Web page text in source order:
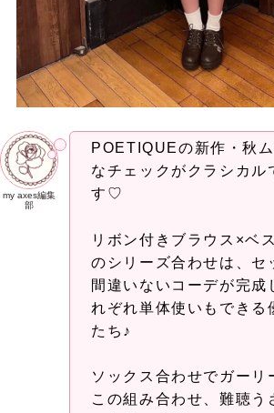
my axes編集
部
POETIQUEの新作・秋
なチェックがクラシカル
す♡
リボン付きブラウス×ベ
のシリーズ合わせは、セ
間違いないコーデが完成
れぞれ単体使いもできる
たち♪
ソックス合わせでガーリ
この組み合わせ、難聴う